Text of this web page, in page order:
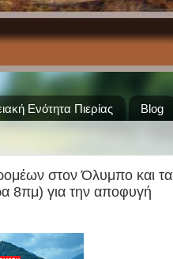
Ενότητα Πιερίας Blog
στον Όλυμπο και τα
8πμ) για την αποφυγή